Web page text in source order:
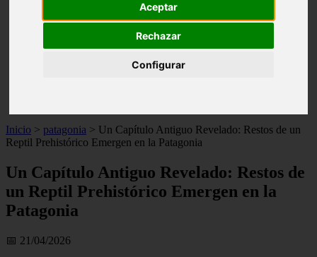
Aceptar
Rechazar
Configurar
destinos
Inicio > patagonia > Un Capítulo Antiguo Revelado: Restos de un
Reptil Prehistórico Emergen en la Patagonia
Un Capítulo Antiguo Revelado: Restos de
un Reptil Prehistórico Emergen en la
Patagonia
📅 21/04/2026